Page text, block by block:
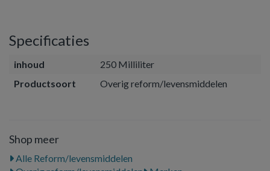
Specificaties
inhoud
250 Milliliter
Productsoort
Overig reform/levensmiddelen
Shop meer
Alle Reform/levensmiddelen